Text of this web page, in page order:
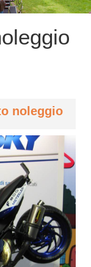
noleggio